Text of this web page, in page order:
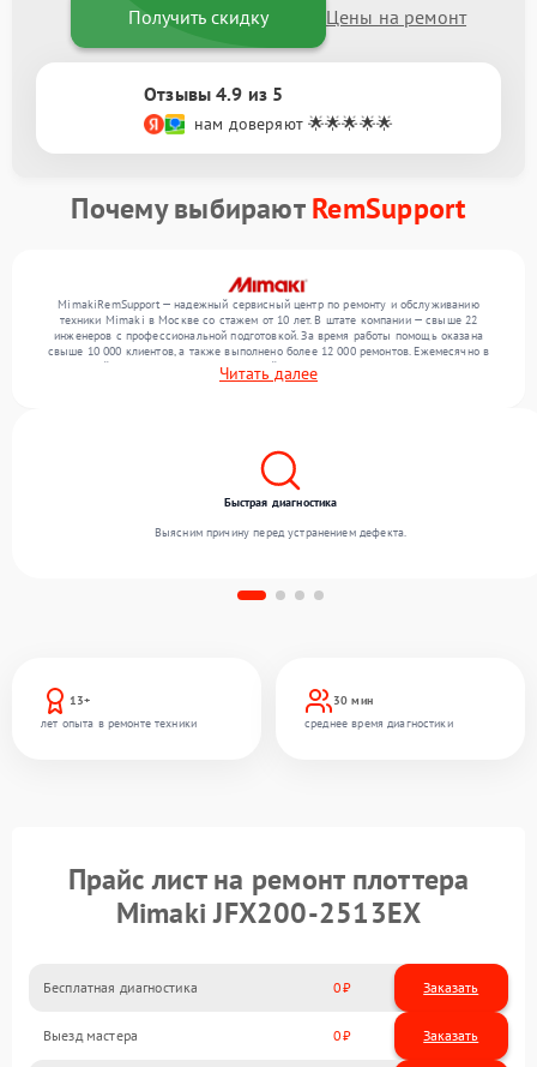
Получить скидку Цены на ремонт
Отзывы 4.9 из 5
нам доверяют 🌟🌟🌟🌟🌟
Почему выбираютRemSupport
MimakiRemSupport — надежный сервисный центр по ремонту и обслуживанию
техники Mimaki в Москве со стажем от 10 лет. В штате компании — свыше 22
инженеров с профессиональной подготовкой. За время работы помощь оказана
свыше 10 000 клиентов, а также выполнено более 12 000 ремонтов. Ежемесячно в
сервисный центр поступает от 300 устройств, включая , , . Мы беремся за задачи
любой сложности и поддерживаем высокий стандарт качества благодаря
Читать далее
13+
лет опыта в ремонте техники
30 мин
среднее время диагностики
Быстрая диагностика
Выясним причину перед устранением дефекта.
Прайс лист на ремонт плоттера
Mimaki JFX200-2513EX
Бесплатная диагностика 0 Заказать
Выезд мастера 0 Заказать